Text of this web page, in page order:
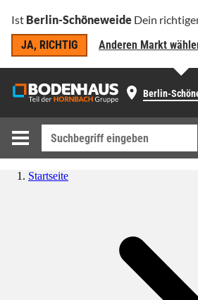
Ist Berlin-Schöneweide Dein
JA, RICHTIG
Anderen Markt
Berlin-
Startseite